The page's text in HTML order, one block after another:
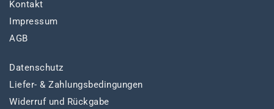
Kontakt
Impressum
AGB
Datenschutz
Liefer- & Zahlungsbedingungen
Widerruf und Rückgabe